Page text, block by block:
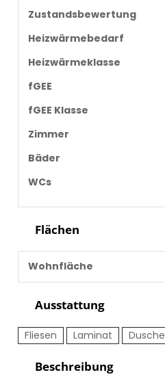
Beschreibung
Zustandsbewertung
Heizwärmebedarf
Heizwärmeklasse
fGEE
fGEE Klasse
Zimmer
Bäder
WCs
Flächen
Wohnfläche
Ausstattung
Fliesen Laminat Dusche